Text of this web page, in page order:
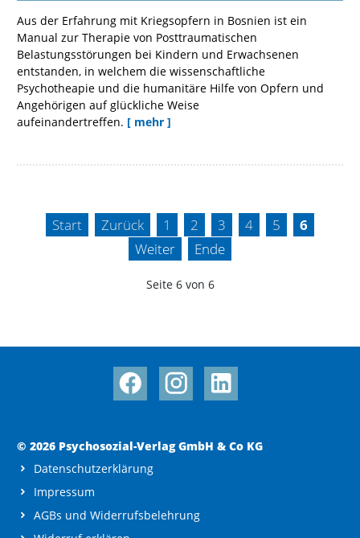
Aus der Erfahrung mit Kriegsopfern in Bosnien ist ein
Manual zur Therapie von Posttraumatischen
Belastungsstörungen bei Kindern und Erwachsenen
entstanden, in welchem die wissenschaftliche
Psychotheapie und die humanitäre Hilfe von Opfern und
Angehörigen auf glückliche Weise
aufeinandertreffen. [ mehr ]
Start Zurück 1 2 3 4 5
6
Weiter
Ende
Seite 6 von 6
© 2026 Psychosozial-Verlag GmbH & Co KG
Datenschutzerklärung
Impressum
AGBs und Widerrufsbelehrung